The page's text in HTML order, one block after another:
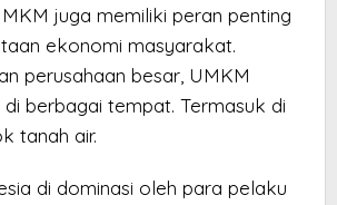
juga memiliki peran penting
ekonomi masyarakat.
perusahaan besar, UMKM
berbagai tempat. Termasuk di
tanah air.
di dominasi oleh para pelaku